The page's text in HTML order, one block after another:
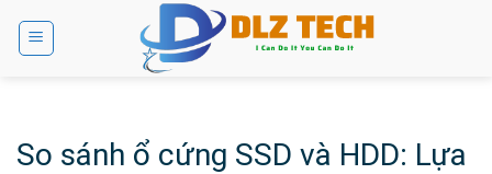
So sánh ổ cứng SSD và HDD: Lựa